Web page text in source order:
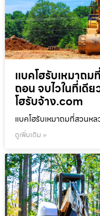
แบคโฮรับเหมาถ
ถอน จบไวในที่เดี
โฮรับจ้าง.com
แบคโฮรับเหมาถมที่สวนห
ดูเพิ่มเติม »